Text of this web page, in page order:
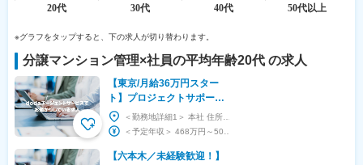
※グラフをタップすると、下の求人が切り替わります。
分譲マンション管理×社員の平均年齢20代の求人
【東京/月給36万円スター
ト】プロジェクトサポート
(事務職)※プライム上場／専
門性が身につく／転勤無
【六本木／未経験歓迎！】